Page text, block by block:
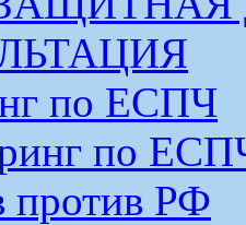
по ЕСПЧ
по
против РФ